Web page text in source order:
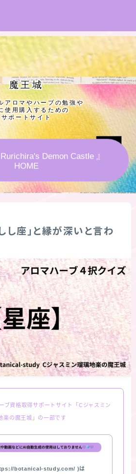
楽の主な活動先リンク集
ート
ュー
ハーブ４択クイズ (kindle出
魔王城
アロマやハーブの勉強や
使用購入するための
サポートサイト
Demon Castle 』
HOME
し座」と縁が深いと言わ
ブ資格取得サポートサイト「Cジャスミン
楽の魔王城」の一部です
botanical-study.com/ )は